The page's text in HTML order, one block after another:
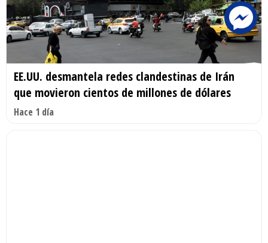
EE.UU. desmantela redes clandestinas de Irán
que movieron cientos de millones de dólares
Hace 1 día